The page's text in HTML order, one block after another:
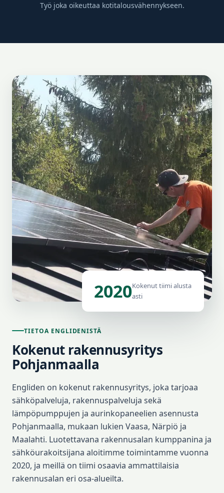
Työ joka oikeuttaa kotitalousvähennykseen.
2020Kokenut tiimi alusta
asti
TIETOA ENGLIDENISTÄ
Kokenut rakennusyritys
Pohjanmaalla
Engliden on kokenut rakennusyritys, joka tarjoaa
sähköpalveluja, rakennuspalveluja sekä
lämpöpumppujen ja aurinkopaneelien asennusta
Pohjanmaalla, mukaan lukien Vaasa, Närpiö ja
Maalahti. Luotettavana rakennusalan kumppanina ja
sähköurakoitsijana aloitimme toimintamme vuonna
2020, ja meillä on tiimi osaavia ammattilaisia
rakennusalan eri osa-alueilta.